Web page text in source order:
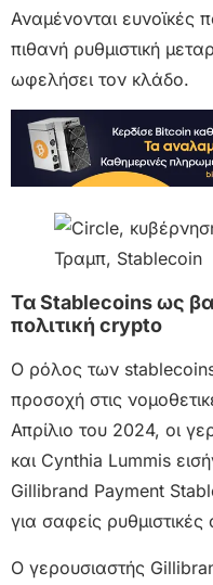
Αναμένονται ευνοϊκές
πιθανή ρυθμιστική
ωφελήσει τον κλάδο.
Τα Stablecoins ως
πολιτική crypto
Ο ρόλος των stablecoins
προσοχή στις
Απρίλιο του 2024, οι
και Cynthia Lummis
Gillibrand Payment
για σαφείς
Ο γερουσιαστής